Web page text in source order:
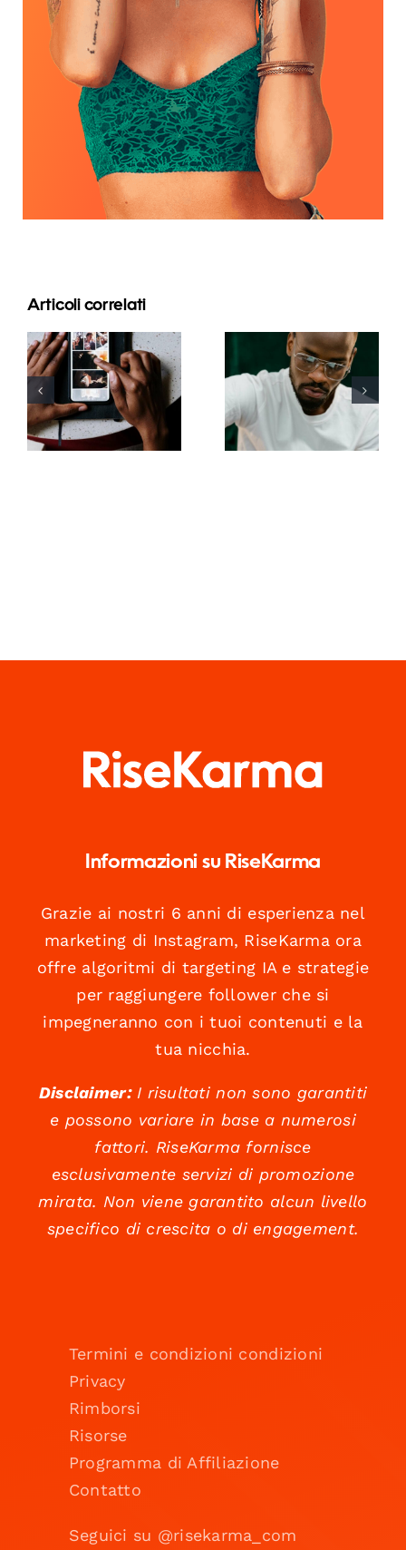
Articoli correlati
Le migliori
app per
animare
foto e
rendere
coinvolgenti
I 17 migliori
consigli
avanzati per
comprendere
l’algoritmo
Informazioni su RiseKarma
Grazie ai nostri 6 anni di esperienza nel
marketing di Instagram, RiseKarma ora
offre algoritmi di targeting IA e strategie
per raggiungere follower che si
impegneranno con i tuoi contenuti e la
tua nicchia.
Disclaimer:I risultati non sono garantiti
e possono variare in base a numerosi
fattori. RiseKarma fornisce
esclusivamente servizi di promozione
mirata. Non viene garantito alcun livello
specifico di crescita o di engagement.
Termini e condizioni condizioni
Privacy
Rimborsi
Risorse
Programma di Affiliazione
Contatto
Seguici su @risekarma_com